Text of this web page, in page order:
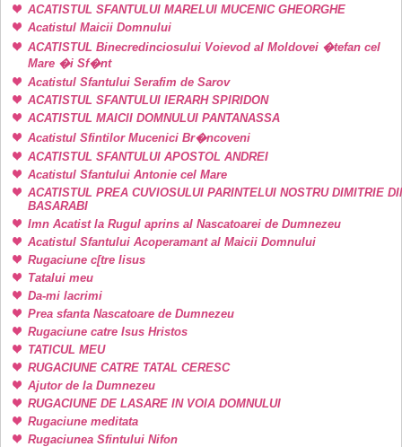
ACATISTUL SFANTULUI MARELUI MUCENIC GHEORGHE
Acatistul Maicii Domnului
ACATISTUL Binecredinciosului Voievod al Moldovei �tefan cel
Mare �i Sf�nt
Acatistul Sfantului Serafim de Sarov
ACATISTUL SFANTULUI IERARH SPIRIDON
ACATISTUL MAICII DOMNULUI PANTANASSA
Acatistul Sfintilor Mucenici Br�ncoveni
ACATISTUL SFANTULUI APOSTOL ANDREI
Acatistul Sfantului Antonie cel Mare
ACATISTUL PREA CUVIOSULUI PARINTELUI NOSTRU DIMITRIE
BASARABI
Imn Acatist la Rugul aprins al Nascatoarei de Dumnezeu
Acatistul Sfantului Acoperamant al Maicii Domnului
Rugaciune c[tre Iisus
Tatalui meu
Da-mi lacrimi
Prea sfanta Nascatoare de Dumnezeu
Rugaciune catre Isus Hristos
TATICUL MEU
RUGACIUNE CATRE TATAL CERESC
Ajutor de la Dumnezeu
RUGACIUNE DE LASARE IN VOIA DOMNULUI
Rugaciune meditata
Rugaciunea Sfintului Nifon